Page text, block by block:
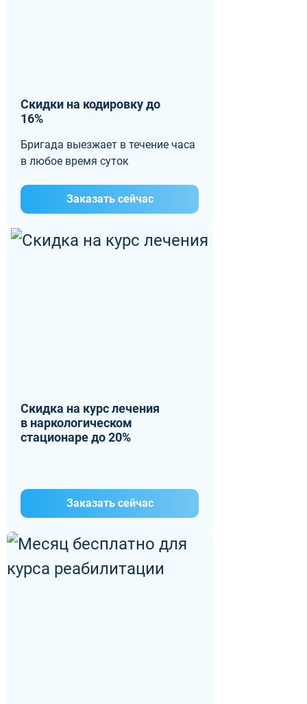
Скидки на кодировку до
16%
Бригада выезжает в течение часа
в любое время суток
Заказать сейчас
Скидка на курс лечения
в наркологическом
стационаре до 20%
Заказать сейчас